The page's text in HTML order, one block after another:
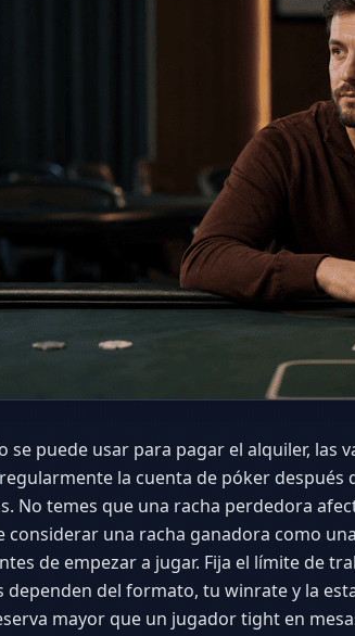
se puede usar para pagar el alquiler, las
la cuenta de póker después
No temes que una racha perdedora
considerar una racha ganadora como
de empezar a jugar. Fija el límite de
dependen del formato, tu winrate y la
mayor que un jugador tight en